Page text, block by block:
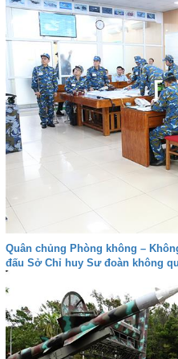
Quân chủng Phòng không –
đấu Sở Chỉ huy Sư đoàn không